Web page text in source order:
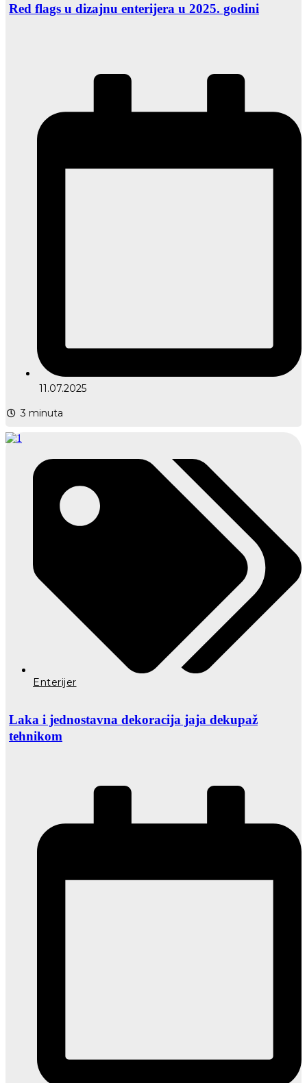
Red flags u dizajnu enterijera u 2025. godini
11.07.2025
3 minuta
Enterijer
Laka i jednostavna dekoracija jaja dekupaž
tehnikom